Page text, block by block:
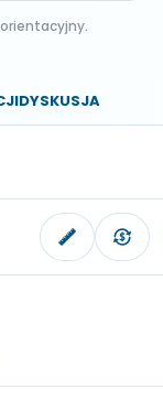
DYSKUSJA